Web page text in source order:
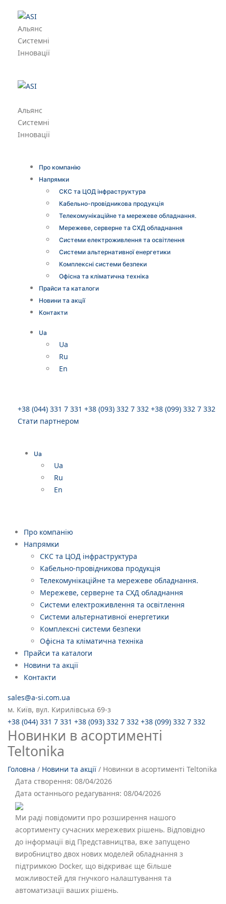
Альянс
Системні
Інновації
Альянс
Системні
Інновації
Про компанію
Напрямки
СКС та ЦОД інфраструктура
Кабельно-провідникова продукція
Телекомунікаційне та мережеве обладнання.
Мережеве, серверне та СХД обладнання
Системи електроживлення та освітлення
Системи альтернативної енергетики
Комплексні системи безпеки
Офісна та кліматична техніка
Прайси та каталоги
Новини та акції
Контакти
Ua
Ua
Ru
En
+38 (044) 331 7 331 +38 (093) 332 7 332 +38 (099) 332 7 332
Стати партнером
Ua
Ua
Ru
En
Про компанію
Напрямки
СКС та ЦОД інфраструктура
Кабельно-провідникова продукція
Телекомунікаційне та мережеве обладнання.
Мережеве, серверне та СХД обладнання
Системи електроживлення та освітлення
Системи альтернативної енергетики
Комплексні системи безпеки
Офісна та кліматична техніка
Прайси та каталоги
Новини та акції
Контакти
sales@a-si.com.ua
м. Київ, вул. Кирилівська 69-з
+38 (044) 331 7 331 +38 (093) 332 7 332 +38 (099) 332 7 332
Новинки в асортименті
Teltonika
Головна / Новини та акції / Новинки в асортименті Teltonika
Дата створення: 08/04/2026
Дата останнього редагування: 08/04/2026
Ми раді повідомити про розширення нашого
асортименту сучасних мережевих рішень. Відповідно
до інформації від Представництва, вже запущено
виробництво двох нових моделей обладнання з
підтримкою Docker, що відкриває ще більше
можливостей для гнучкого налаштування та
автоматизації ваших рішень.